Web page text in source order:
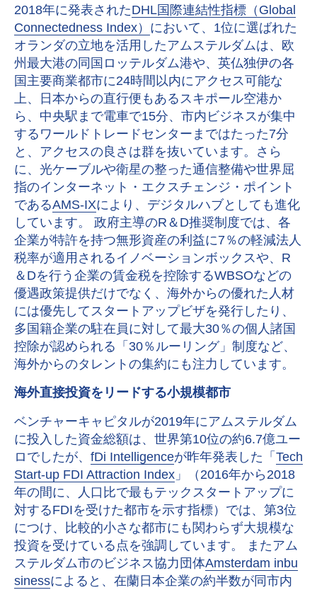
2018年に発表されたDHL国際連結性指標（Global
Connectedness Index） において、1位に選ばれた
オランダの立地を活用したアムステルダムは、欧
州最大港の同国ロッテルダム港や、英仏独伊の各
国主要商業都市に24時間以内にアクセス可能な
上、日本からの直行便もあるスキポール空港か
ら、中央駅まで電車で15分、市内ビジネスが集中
するワールドトレードセンターまではたった7分
と、アクセスの良さは群を抜いています。さら
に、光ケーブルや衛星の整った通信整備や世界屈
指のインターネット・エクスチェンジ・ポイント
であるAMS-IXにより、デジタルハブとしても進化
しています。 政府主導のR＆D推奨制度では、各
企業が特許を持つ無形資産の利益に7％の軽減法人
税率が適用されるイノベーションボックスや、R
＆Dを行う企業の賃金税を控除するWBSOなどの
優遇政策提供だけでなく、海外からの優れた人材
には優先してスタートアップビザを発行したり、
多国籍企業の駐在員に対して最大30％の個人諸国
控除が認められる「30％ルーリング」制度など、
海外からのタレントの集約にも注力しています。
海外直接投資をリードする小規模都市
ベンチャーキャピタルが2019年にアムステルダム
に投入した資金総額は、世界第10位の約6.7億ユー
ロでしたが、 fDi Intelligenceが昨年発表した「 Tech
Start-up FDI Attraction Index 」（2016年から2018
年の間に、人口比で最もテックスタートアップに
対するFDIを受けた都市を示す指標）では、第3位
につけ、比較的小さな都市にも関わらず大規模な
投資を受けている点を強調しています。 またアム
ステルダム市のビジネス協力団体Amsterdam inbu
sinessによると、在蘭日本企業の約半数が同市内